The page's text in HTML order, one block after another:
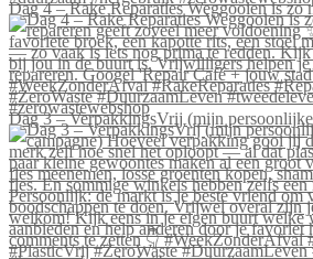
Dag 4 – Rake Reparaties Weggooien is zo
Dag 3 – VerpakkingsVrij (mijn